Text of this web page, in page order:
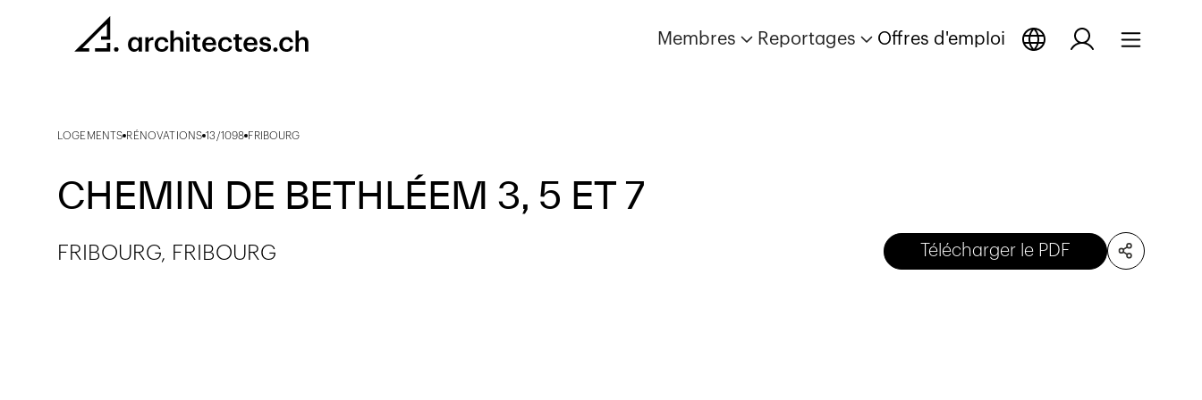
Membres Reportages Offres d'emploi
LOGEMENTS RÉNOVATIONS 13/1098 FRIBOURG
CHEMIN DE BETHLÉEM 3, 5 ET 7
FRIBOURG, FRIBOURG Télécharger le PDF